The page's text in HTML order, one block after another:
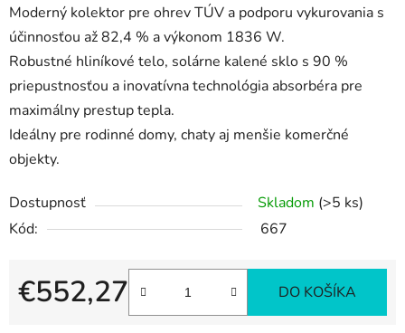
Moderný kolektor pre ohrev TÚV a podporu vykurovania s
účinnosťou až 82,4 % a výkonom 1836 W.
Robustné hliníkové telo, solárne kalené sklo s 90 %
priepustnosťou a inovatívna technológia absorbéra pre
maximálny prestup tepla.
Ideálny pre rodinné domy, chaty aj menšie komerčné
objekty.
Dostupnosť Skladom (>5 ks)
Kód:
667
€552,27 DO KOŠÍKA